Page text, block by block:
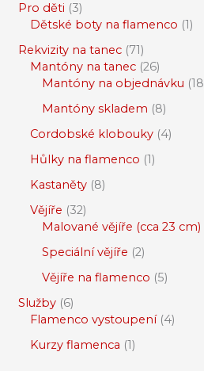
Pro děti 3
Dětské boty na flamenco 1
Rekvizity na tanec 71
Mantóny na tanec 26
Mantóny na objednávku 18
Mantóny skladem 8
Cordobské klobouky 4
Hůlky na flamenco 1
Kastaněty 8
Vějíře 32
Malované vějíře (cca 23 cm)
Speciální vějíře 2
Vějíře na flamenco 5
Služby 6
Flamenco vystoupení 4
Kurzy flamenca 1